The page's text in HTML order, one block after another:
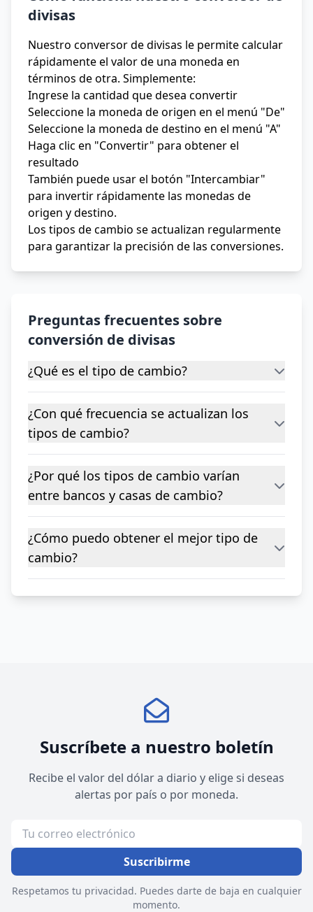
divisas
Nuestro conversor de divisas le permite calcular
rápidamente el valor de una moneda en
términos de otra. Simplemente:
Ingrese la cantidad que desea convertir
Seleccione la moneda de origen en el menú "De"
Seleccione la moneda de destino en el menú "A"
Haga clic en "Convertir" para obtener el
resultado
También puede usar el botón "Intercambiar"
para invertir rápidamente las monedas de
origen y destino.
Los tipos de cambio se actualizan regularmente
para garantizar la precisión de las conversiones.
Preguntas frecuentes sobre
conversión de divisas
¿Qué es el tipo de cambio?
¿Con qué frecuencia se actualizan los
tipos de cambio?
¿Por qué los tipos de cambio varían
entre bancos y casas de cambio?
¿Cómo puedo obtener el mejor tipo de
cambio?
Suscríbete a nuestro boletín
Recibe el valor del dólar a diario y elige si deseas
alertas por país o por moneda.
Suscribirme
Respetamos tu privacidad. Puedes darte de baja en cualquier
momento.